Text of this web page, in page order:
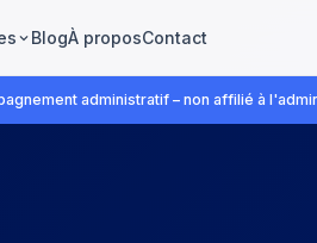
BlogÀ proposContact
administratif – non affilié à